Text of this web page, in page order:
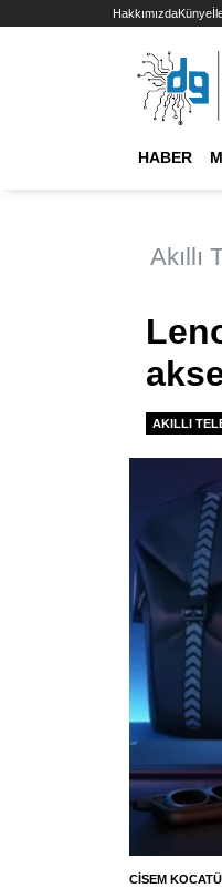
HakkımızdaKünye
HABER
Akıllı
AKILLI
CISEM